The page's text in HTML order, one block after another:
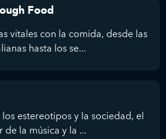
Food
vitales con la comida, desde las
hasta los se...
estereotipos y la sociedad, el
la música y la ...